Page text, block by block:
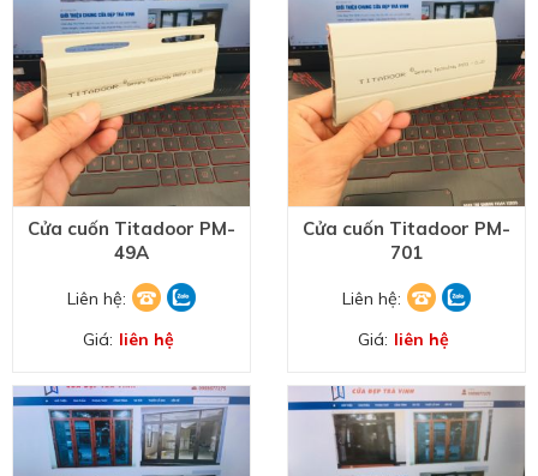
Cửa cuốn Titadoor PM-
49A
Liên hệ:
Giá: liên hệ
Cửa cuốn Titadoor PM-
701
Liên hệ:
Giá: liên hệ